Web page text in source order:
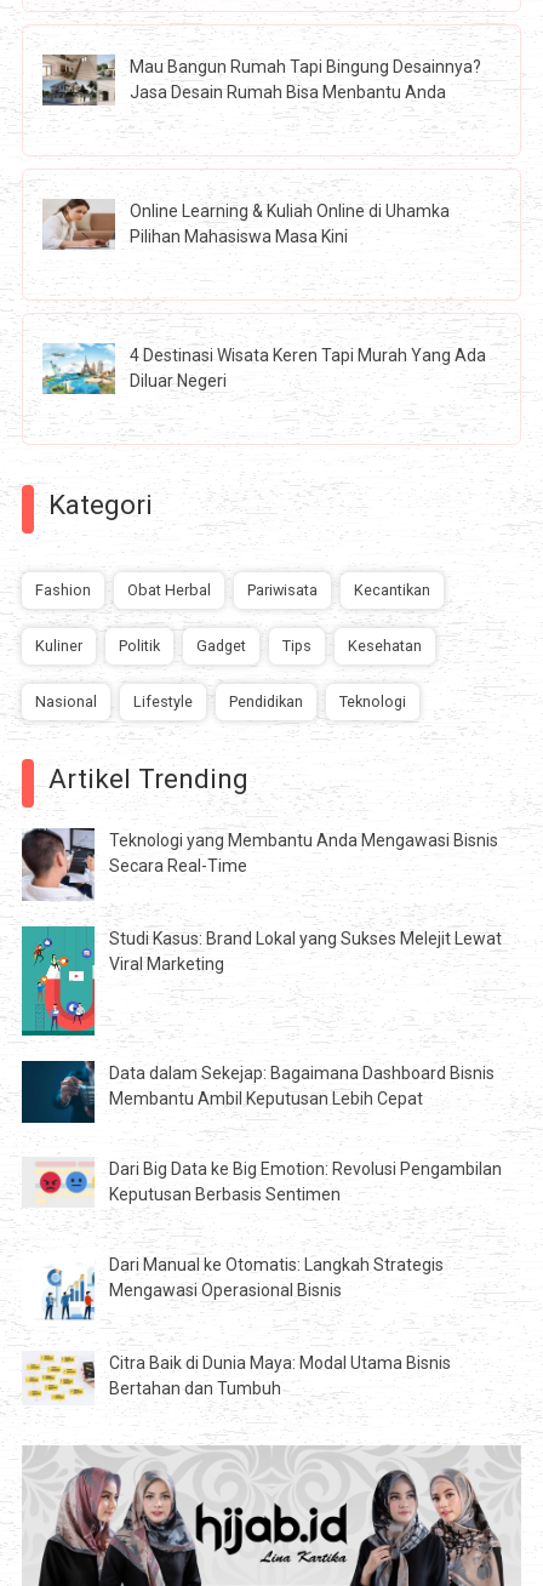
Mau Bangun Rumah Tapi Bingung Desainnya?
Jasa Desain Rumah Bisa Menbantu Anda
Online Learning & Kuliah Online di Uhamka
Pilihan Mahasiswa Masa Kini
4 Destinasi Wisata Keren Tapi Murah Yang Ada
Diluar Negeri
Kategori
Fashion Obat Herbal Pariwisata Kecantikan
Kuliner Politik Gadget Tips Kesehatan
Nasional Lifestyle Pendidikan Teknologi
Artikel Trending
Teknologi yang Membantu Anda Mengawasi Bisnis
Secara Real-Time
Studi Kasus: Brand Lokal yang Sukses Melejit Lewat
Viral Marketing
Data dalam Sekejap: Bagaimana Dashboard Bisnis
Membantu Ambil Keputusan Lebih Cepat
Dari Big Data ke Big Emotion: Revolusi Pengambilan
Keputusan Berbasis Sentimen
Dari Manual ke Otomatis: Langkah Strategis
Mengawasi Operasional Bisnis
Citra Baik di Dunia Maya: Modal Utama Bisnis
Bertahan dan Tumbuh